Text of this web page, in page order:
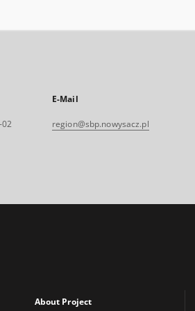
E-Mail
region@sbp.nowysacz.pl
About Project